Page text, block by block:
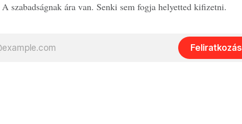
A szabadságnak ára van. Senki sem fogja helyetted kifizetni.
Feliratkozás